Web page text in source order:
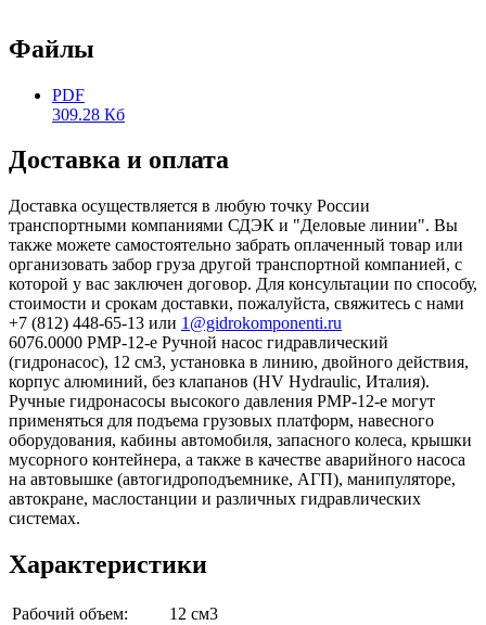
Файлы
PDF
309.28 Кб
Доставка и оплата
Доставка осуществляется в любую точку России
транспортными компаниями СДЭК и "Деловые линии". Вы
также можете самостоятельно забрать оплаченный товар или
организовать забор груза другой транспортной компанией, с
которой у вас заключен договор. Для консультации по способу,
стоимости и срокам доставки, пожалуйста, свяжитесь с нами
+7 (812) 448-65-13 или 1@gidrokomponenti.ru
6076.0000 PMP-12-e Ручной насос гидравлический
(гидронасос), 12 см3, установка в линию, двойного действия,
корпус алюминий, без клапанов (HV Hydraulic, Италия).
Ручные гидронасосы высокого давления PMP-12-e могут
применяться для подъема грузовых платформ, навесного
оборудования, кабины автомобиля, запасного колеса, крышки
мусорного контейнера, а также в качестве аварийного насоса
на автовышке (автогидроподъемнике, АГП), манипуляторе,
автокране, маслостанции и различных гидравлических
системах.
Характеристики
Рабочий объем:
12 см3